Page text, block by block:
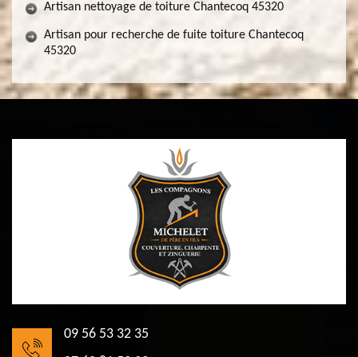
Artisan nettoyage de toiture Chantecoq 45320
Artisan pour recherche de fuite toiture Chantecoq
45320
09 56 53 32 35